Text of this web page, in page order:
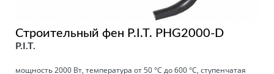
Строительный фен P.I.T. PHG2000-D
P.I.T.
мощность 2000 Вт, температура от 50 °С до 600 °С, ступенчатая